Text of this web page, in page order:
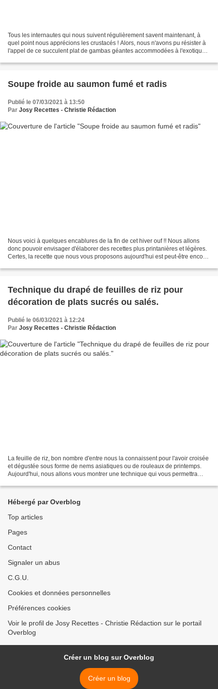
Tous les internautes qui nous suivent régulièrement savent maintenant, à
quel point nous apprécions les crustacés ! Alors, nous n'avons pu résister à
l'appel de ce succulent plat de gambas géantes accommodées à l'exotique.
Soupe froide au saumon fumé et radis
Publié le 07/03/2021 à 13:50
Par Josy Recettes - Christie Rédaction
Nous voici à quelques encablures de la fin de cet hiver ouf !! Nous allons
donc pouvoir envisager d'élaborer des recettes plus printanières et légères.
Certes, la recette que nous vous proposons aujourd'hui est peut-être encore
Technique du drapé de feuilles de riz pour
décoration de plats sucrés ou salés.
Publié le 06/03/2021 à 12:24
Par Josy Recettes - Christie Rédaction
La feuille de riz, bon nombre d'entre nous la connaissent pour l'avoir croisée
et dégustée sous forme de nems asiatiques ou de rouleaux de printemps.
Aujourd'hui, nous allons vous montrer une technique qui vous permettra
Hébergé par Overblog
Top articles
Pages
Contact
Signaler un abus
C.G.U.
Cookies et données personnelles
Préférences cookies
Voir le profil de Josy Recettes - Christie Rédaction sur le portail
Overblog
Créer un blog sur Overblog
Créer un blog